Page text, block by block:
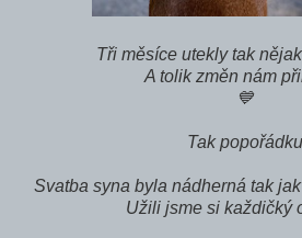
Tři měsíce utekly tak
A tolik změn nám
💙
Tak popořádku
Svatba syna byla nádherná tak
Užili jsme si každičký